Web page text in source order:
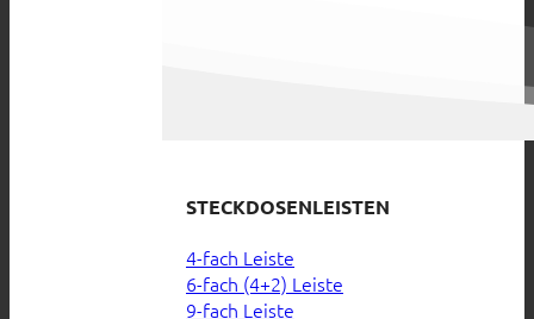
STECKDOSENLEISTEN
4-fach Leiste
6-fach (4+2) Leiste
9-fach Leiste